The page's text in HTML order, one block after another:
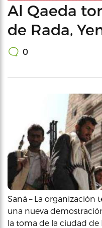
Al Qaeda
de Rada,
0
Saná – La organización
una nueva
la toma de la ciudad de